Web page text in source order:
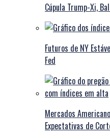
Cúpula Trump-Xi,
Futuros de NY
Fed
Mercados
Expectativas de